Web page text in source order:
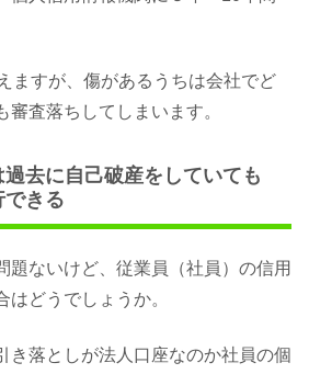
ますが、傷があるうちは会社でど
審査落ちしてしまいます。
去に自己破産をしていても
きる
題ないけど、従業員（社員）の信用
どうでしょうか。
き落としが法人口座なのか社員の個